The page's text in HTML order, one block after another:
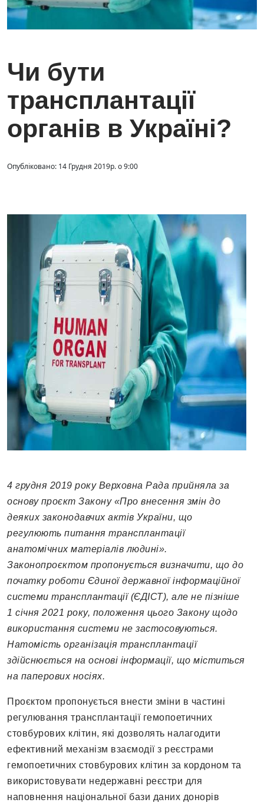
Чи бути
трансплантації
органів в Україні?
Опубліковано: 14 Грудня 2019р. о 9:00
4 грудня 2019 року Верховна Рада прийняла за
основу проєкт Закону «Про внесення змін до
деяких законодавчих актів України, що
регулюють питання трансплантації
анатомічних матеріалів людині».
Законопроєктом пропонується визначити, що до
початку роботи Єдиної державної інформаційної
системи трансплантації (ЄДІСТ), але не пізніше
1 січня 2021 року, положення цього Закону щодо
використання системи не застосовуються.
Натомість організація трансплантації
здійснюється на основі інформації, що міститься
на паперових носіях.
Проєктом пропонується внести зміни в частині
регулювання трансплантації гемопоетичних
стовбурових клітин, які дозволять налагодити
ефективний механізм взаємодії з реєстрами
гемопоетичних стовбурових клітин за кордоном та
використовувати недержавні реєстри для
наповнення національної бази даних донорів